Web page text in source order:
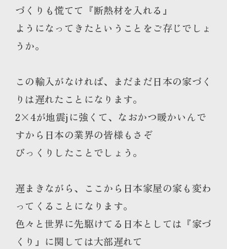
づくりも慌てて『断熱材を入れる』
ようになってきたということをご存じでしょ
うか。
この輸入がなければ、まだまだ日本の家づく
りは遅れたことになります。
2×4が地震jに強くて、なおかつ暖かいんで
すから日本の業界の皆様もさぞ
びっくりしたことでしょう。
遅まきながら、ここから日本家屋の家も変わ
ってくることになります。
色々と世界に先駆けてる日本としては『家づ
くり』に関しては大部遅れて